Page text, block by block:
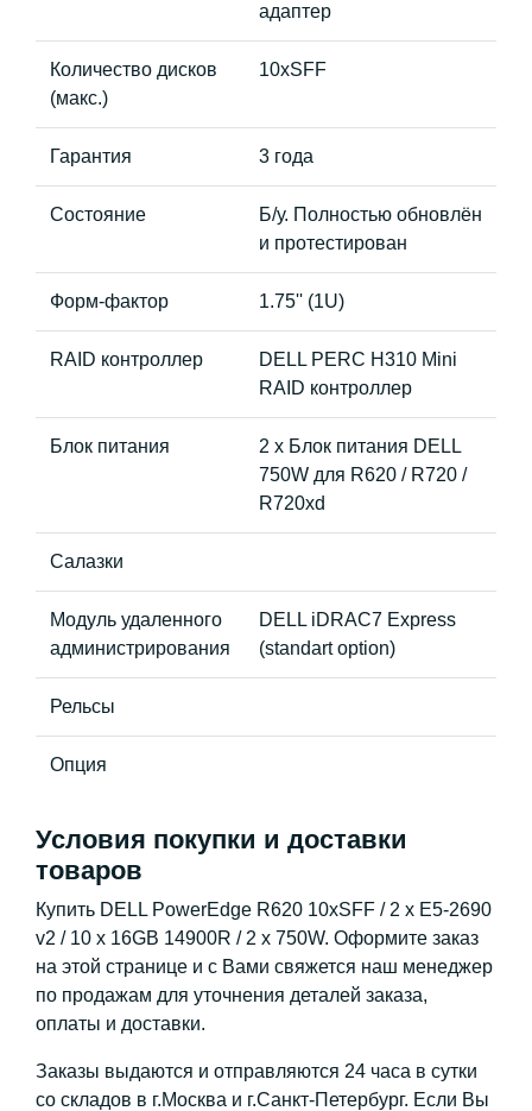
адаптер
Количество дисков
(макс.)
10xSFF
Гарантия 3 года
Состояние
Б/у. Полностью обновлён
и протестирован
Форм-фактор 1.75'' (1U)
RAID контроллер
DELL PERC H310 Mini
RAID контроллер
Блок питания
2 x Блок питания DELL
750W для R620 / R720 /
R720xd
Салазки
Модуль удаленного
администрирования
DELL iDRAC7 Express
(standart option)
Рельсы
Опция
Условия покупки и доставки
товаров
Купить DELL PowerEdge R620 10xSFF / 2 x E5-2690
v2 / 10 x 16GB 14900R / 2 x 750W. Оформите заказ
на этой странице и с Вами свяжется наш менеджер
по продажам для уточнения деталей заказа,
оплаты и доставки.
Заказы выдаются и отправляются 24 часа в сутки
со складов в г.Москва и г.Санкт-Петербург. Если Вы